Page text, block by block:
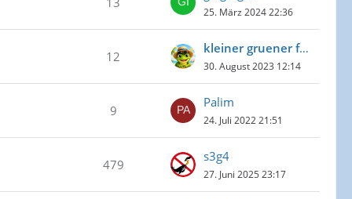
25. März 2024 22:36
12
kleiner gruener frosch
30. August 2023 12:14
9
Palim
24. Juli 2022 21:51
479
s3g4
27. Juni 2025 23:17